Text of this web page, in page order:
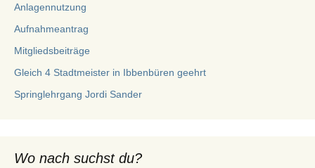
Anlagennutzung
Aufnahmeantrag
Mitgliedsbeiträge
Gleich 4 Stadtmeister in Ibbenbüren geehrt
Springlehrgang Jordi Sander
Wo nach suchst du?